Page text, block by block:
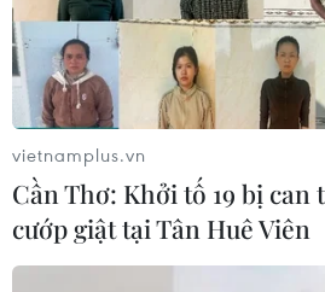
vietnamplus.vn
Cần Thơ: Khởi tố 19 bị can
cướp giật tại Tân Huê Viên